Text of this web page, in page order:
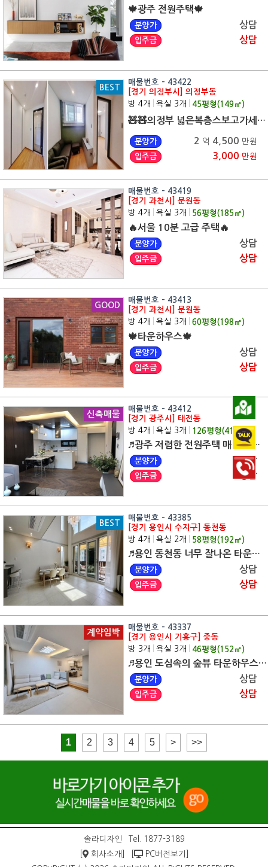
🍁광주 전원주택🍁
분양가 상담
입주금 상담
BEST
매물번호 - 43422
[경기 의정부시] 의정부동
방 4개
욕실 3개 45평형(149㎡)
🧸🧸의정부 넓은복층스보고가세요👍😍
분양가 2 억 4,500 만원
입주금
3,000 만원
매물번호 - 43419
[경기 과천시] 문원동
방 4개
욕실 3개 56평형(185 ㎡)
🔥서울 10분 고급 주택🔥
분양가 상담
입주금 상담
GOOD
매물번호 - 43413
[경기 과천시] 문원동
방 4개
욕실 3개 60평형(198 ㎡)
🍁타운하우스🍁
분양가 상담
입주금 상담
신축매물
매물번호 - 43412
[경기 광주시] 태전동
방 4개
욕실 3개 126평형(417㎡)
♬광주 저렴한 전원주택 매물 있습니다♬ 전 지역 무료 맞춤 상담
분양가 상담
입주금 상담
BEST
매물번호 - 43385
[경기 용인시 수지구] 동천동
방 4개
욕실 2개 58평형(192 ㎡)
♬용인 동천동 너무 잘나온 타운하우스♬ 전 지역 무료 맞춤 상담
분양가 상담
입주금 상담
계약임박
매물번호 - 43337
[경기 용인시 기흥구] 중동
방 3개
욕실 3개 46평형(152 ㎡)
♬용인 도심속의 숲뷰 타운하우스 심지어 특가에 무입주금 ?♬ 경기 전 지역 무료 맞춤 상담
분양가 상담
입주금 상담
1 2 3 4 5 > >>
솔라디자인
Tel. 1877-3189
회사소개]
PC버전보기]